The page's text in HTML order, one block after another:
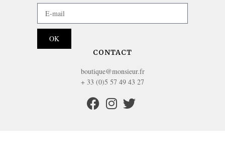
OK
CONTACT
boutique@monsieur.fr
+ 33 (0)5 57 49 43 27